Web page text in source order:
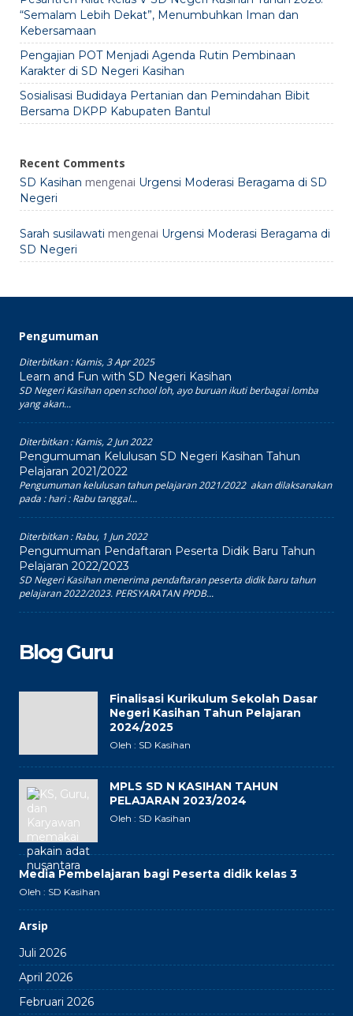
“Semalam Lebih Dekat”, Menumbuhkan Iman dan
Kebersamaan
Pengajian POT Menjadi Agenda Rutin Pembinaan
Karakter di SD Negeri Kasihan
Sosialisasi Budidaya Pertanian dan Pemindahan Bibit
Bersama DKPP Kabupaten Bantul
Recent Comments
SD Kasihan mengenai Urgensi Moderasi Beragama di SD
Negeri
Sarah susilawati mengenai Urgensi Moderasi Beragama di
SD Negeri
Pengumuman
Diterbitkan :Kamis, 3 Apr 2025
Learn and Fun with SD Negeri Kasihan
SD Negeri Kasihan open school loh, ayo buruan ikuti berbagai lomba
yang akan...
Diterbitkan :Kamis, 2 Jun 2022
Pengumuman Kelulusan SD Negeri Kasihan Tahun
Pelajaran 2021/2022
Pengumuman kelulusan tahun pelajaran 2021/2022 akan dilaksanakan
pada : hari : Rabu tanggal...
Diterbitkan :Rabu, 1 Jun 2022
Pengumuman Pendaftaran Peserta Didik Baru Tahun
Pelajaran 2022/2023
SD Negeri Kasihan menerima pendaftaran peserta didik baru tahun
pelajaran 2022/2023. PERSYARATAN PPDB...
Blog Guru
Finalisasi Kurikulum Sekolah Dasar
Negeri Kasihan Tahun Pelajaran
2024/2025
Oleh : SD Kasihan
MPLS SD N KASIHAN TAHUN
PELAJARAN 2023/2024
Oleh : SD Kasihan
Media Pembelajaran bagi Peserta didik kelas 3
Oleh : SD Kasihan
Arsip
Juli 2026
April 2026
Februari 2026